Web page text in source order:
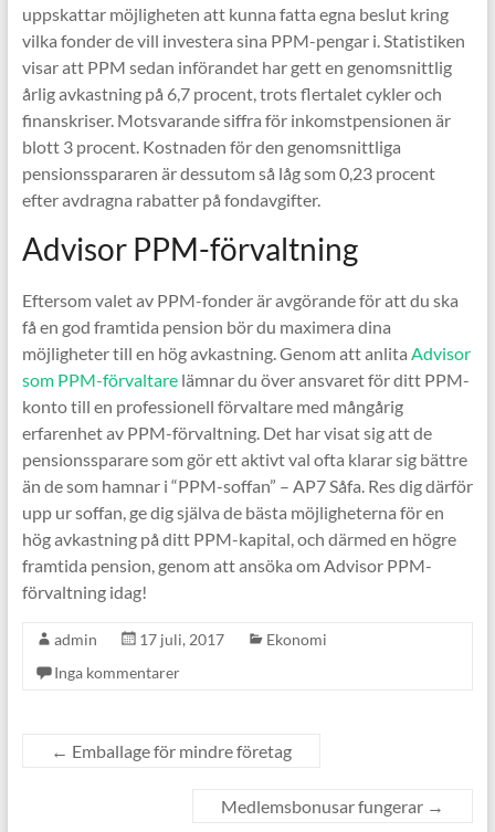
uppskattar möjligheten att kunna fatta egna beslut kring
vilka fonder de vill investera sina PPM-pengar i. Statistiken
visar att PPM sedan införandet har gett en genomsnittlig
årlig avkastning på 6,7 procent, trots flertalet cykler och
finanskriser. Motsvarande siffra för inkomstpensionen är
blott 3 procent. Kostnaden för den genomsnittliga
pensionsspararen är dessutom så låg som 0,23 procent
efter avdragna rabatter på fondavgifter.
Advisor PPM-förvaltning
Eftersom valet av PPM-fonder är avgörande för att du ska
få en god framtida pension bör du maximera dina
möjligheter till en hög avkastning. Genom att anlita Advisor
som PPM-förvaltarelämnar du över ansvaret för ditt PPM-
konto till en professionell förvaltare med mångårig
erfarenhet av PPM-förvaltning. Det har visat sig att de
pensionssparare som gör ett aktivt val ofta klarar sig bättre
än de som hamnar i “PPM-soffan” – AP7 Såfa. Res dig därför
upp ur soffan, ge dig själva de bästa möjligheterna för en
hög avkastning på ditt PPM-kapital, och därmed en högre
framtida pension, genom att ansöka om Advisor PPM-
förvaltning idag!
admin 17 juli, 2017
Ekonomi
Inga kommentarer
← Emballage för mindre företag
Medlemsbonusar fungerar →